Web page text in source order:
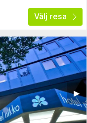
Välj resa
▶︎